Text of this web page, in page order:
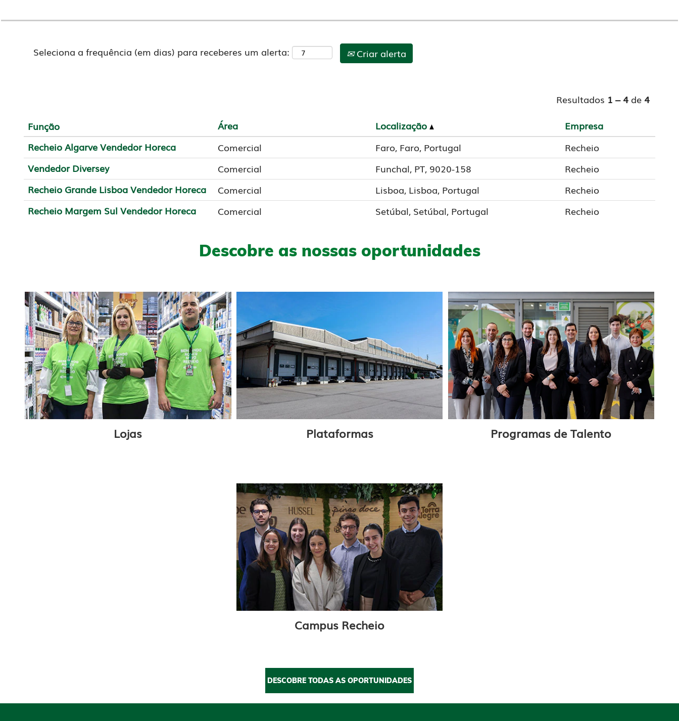
Seleciona a frequência (em dias) para receberes um alerta: Criar alerta
Resultados 1 – 4 de 4
Função Área Localização
Empresa
Recheio Algarve Vendedor Horeca
Comercial Faro, Faro, Portugal
Recheio
Vendedor Diversey
Comercial Funchal, PT, 9020-158
Recheio
Recheio Grande Lisboa Vendedor Horeca
Comercial Lisboa, Lisboa, Portugal
Recheio
Recheio Margem Sul Vendedor Horeca
Comercial Setúbal, Setúbal, Portugal Recheio
Descobre as nossas oportunidades
Lojas Plataformas Programas de Talento
Campus Recheio
DESCOBRE TODAS AS OPORTUNIDADES